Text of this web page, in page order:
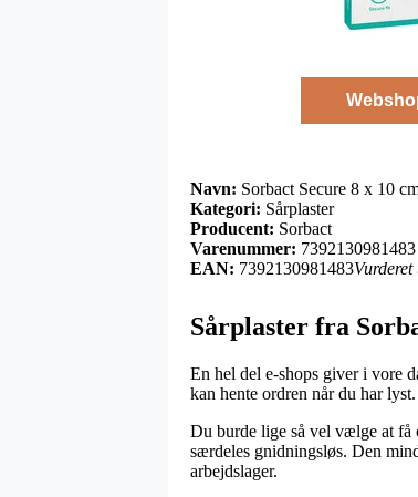
Navn: Sorbact Secure 8 x 10
Kategori: Sårplaster
Producent: Sorbact
Varenummer: 7392130981483
EAN: 7392130981483
Sårplaster fra
En hel del e-shops giver i vore
kan hente ordren når du har
Du burde lige så vel vælge at få
særdeles gnidningsløs. Den
arbejdslager.